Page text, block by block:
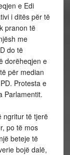
e Edi
i ditës për të
pranon të
me
do të
dorëheqjen e
për median
Protesta e
Parlamentit.
ngritur të tjerë
po të mos
beteje të
bojë dalë,